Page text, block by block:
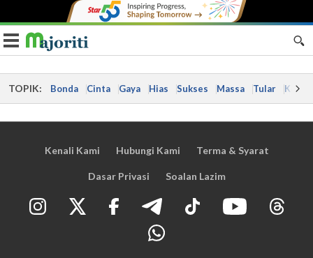
Toggle navigation
TOPIK: Bonda Cinta Gaya Hias Sukses Massa Tular Kes
Kenali Kami Hubungi Kami Terma & Syarat
Dasar Privasi Soalan Lazim